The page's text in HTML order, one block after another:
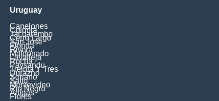
Uruguay
Canelones
Colonia
Tacuarembo
Cerro Largo
San Jose
Florida
Rivera
Maldonado
Lavalleja
Rocha
Paysandu
Treinta Y Tres
Durazno
Soriano
Salto
Montevideo
Rio Negro
Artigas
Flores